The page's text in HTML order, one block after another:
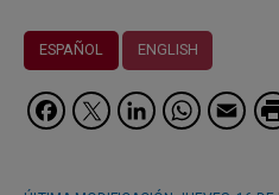
ESPAÑOL ENGLISH
Facebook
Twitter